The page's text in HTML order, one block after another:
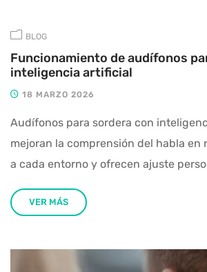
BLOG
Funcionamiento de audífonos
inteligencia artificial
18 MARZO 2026
Audífonos para sordera con
mejoran la comprensión del habla en
a cada entorno y ofrecen ajuste
VER MÁS